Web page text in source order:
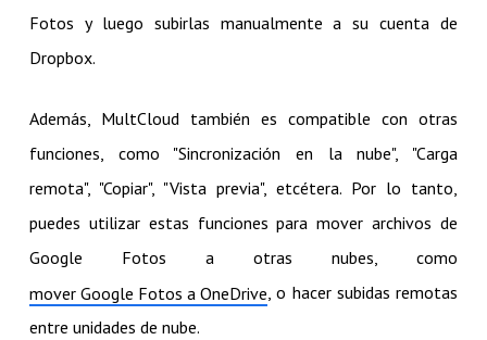
Fotos y luego subirlas manualmente a su cuenta de
Dropbox.
Además, MultCloud también es compatible con otras
funciones, como "Sincronización en la nube", "Carga
remota", "Copiar", "Vista previa", etcétera. Por lo tanto,
puedes utilizar estas funciones para mover archivos de
Google Fotos a otras nubes, como
mover Google Fotos a OneDrive , o hacer subidas remotas
entre unidades de nube.